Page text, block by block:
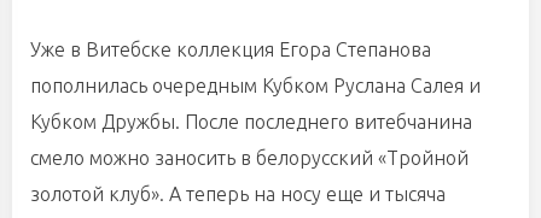
Уже в Витебске коллекция Егора Степанова
пополнилась очередным Кубком Руслана Салея и
Кубком Дружбы. После последнего витебчанина
смело можно заносить в белорусский «Тройной
золотой клуб». А теперь на носу еще и тысяча